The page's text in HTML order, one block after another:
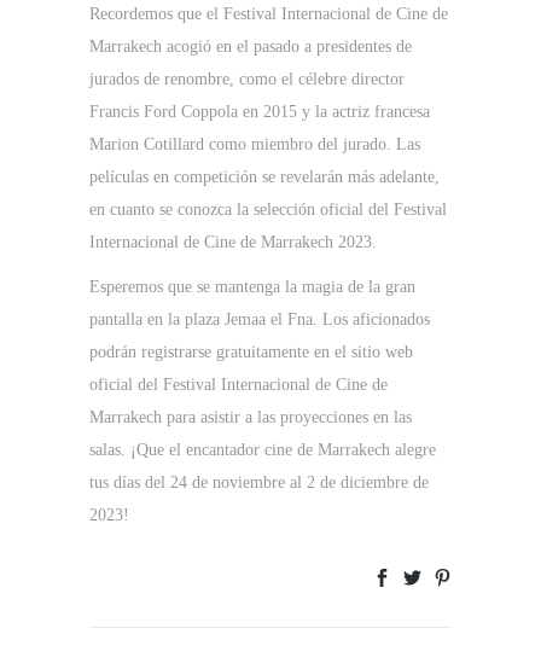
Recordemos que el Festival Internacional de Cine de
Marrakech acogió en el pasado a presidentes de
jurados de renombre, como el célebre director
Francis Ford Coppola en 2015 y la actriz francesa
Marion Cotillard como miembro del jurado. Las
películas en competición se revelarán más adelante,
en cuanto se conozca la selección oficial del Festival
Internacional de Cine de Marrakech 2023.
Esperemos que se mantenga la magia de la gran
pantalla en la plaza Jemaa el Fna. Los aficionados
podrán registrarse gratuitamente en el sitio web
oficial del Festival Internacional de Cine de
Marrakech para asistir a las proyecciones en las
salas. ¡Que el encantador cine de Marrakech alegre
tus días del 24 de noviembre al 2 de diciembre de
2023!